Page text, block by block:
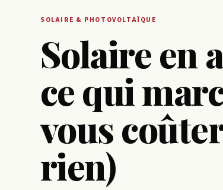
SOLAIRE & PHOTOVOLTAÏQUE
Solaire en
ce qui
vous
rien)